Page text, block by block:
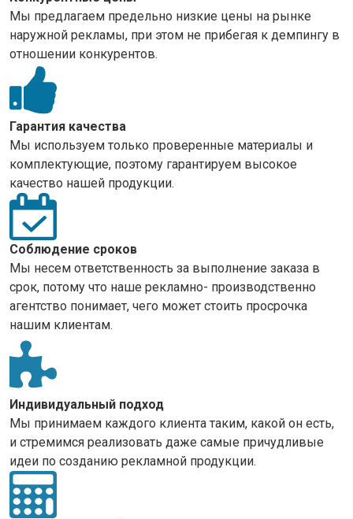
Мы предлагаем предельно низкие цены на рынке
наружной рекламы, при этом не прибегая к демпингу в
отношении конкурентов.
Гарантия качества
Мы используем только проверенные материалы и
комплектующие, поэтому гарантируем высокое
качество нашей продукции.
Соблюдение сроков
Мы несем ответственность за выполнение заказа в
срок, потому что наше рекламно- производственно
агентство понимает, чего может стоить просрочка
нашим клиентам.
Индивидуальный подход
Мы принимаем каждого клиента таким, какой он есть,
и стремимся реализовать даже самые причудливые
идеи по созданию рекламной продукции.